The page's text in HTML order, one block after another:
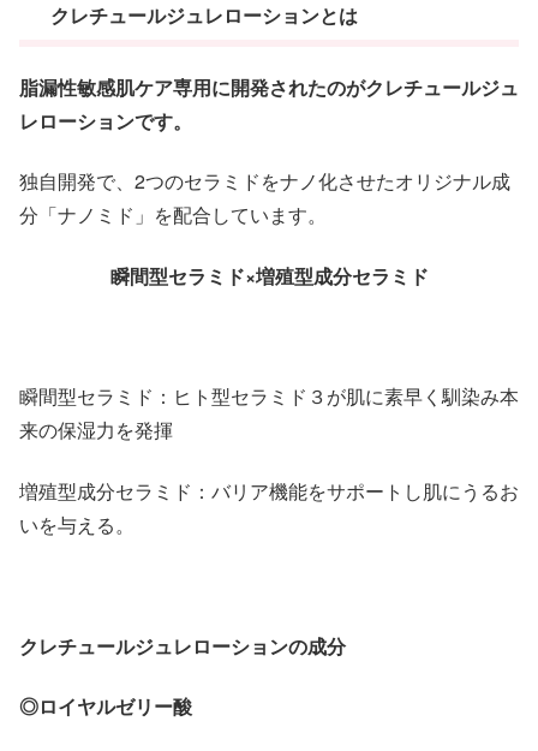
クレチュールジュレローションとは
脂漏性敏感肌ケア専用に開発されたのがクレチュールジュ
レローションです。
独自開発で、2つのセラミドをナノ化させたオリジナル成
分「ナノミド」を配合しています。
瞬間型セラミド×増殖型成分セラミド
瞬間型セラミド：ヒト型セラミド３が肌に素早く馴染み本
来の保湿力を発揮
増殖型成分セラミド：バリア機能をサポートし肌にうるお
いを与える。
クレチュールジュレローションの成分
◎ロイヤルゼリー酸